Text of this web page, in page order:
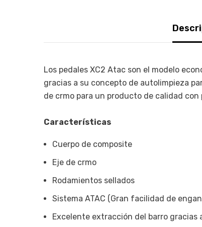
Los pedales XC2 Atac son el modelo
gracias a su concepto de autolimpieza
de crmo para un producto de calidad con
Características
Cuerpo de composite
Eje de crmo
Rodamientos sellados
Sistema ATAC (Gran facilidad de
Excelente extracción del barro